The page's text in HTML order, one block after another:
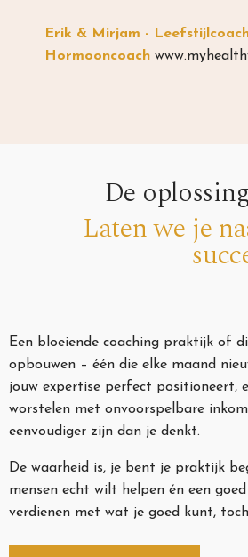
Erik & Mirjam -
Hormooncoach
De
Laten we je
Een bloeiende coaching praktijk of
opbouwen – één die elke maand
jouw expertise perfect positioneert,
worstelen met onvoorspelbare
eenvoudiger zijn dan je denkt.
De waarheid is, je bent je praktijk
mensen echt wilt helpen én een
verdienen met wat je goed kunt,